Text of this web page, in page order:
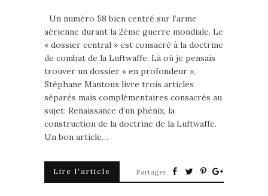
Un numéro 58 bien centré sur l’arme
aérienne durant la 2ème guerre mondiale. Le
« dossier central » est consacré à la doctrine
de combat de la Luftwaffe. Là où je pensais
trouver un dossier « en profondeur »,
Stéphane Mantoux livre trois articles
séparés mais complémentaires consacrés au
sujet: Renaissance d’un phénix, la
construction de la doctrine de la Luftwaffe.
Un bon article…
Lire l'article Partager